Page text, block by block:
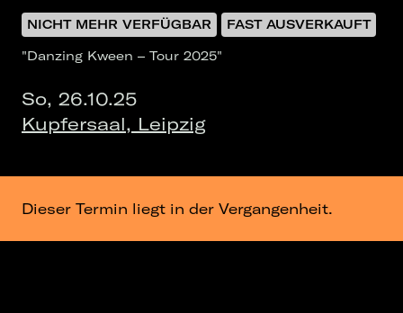
NICHT MEHR VERFÜGBAR
FAST AUSVERKAUFT
"Danzing Kween – Tour 2025"
So, 26.10.25
Kupfersaal, Leipzig
Dieser Termin liegt in der Vergangenheit.